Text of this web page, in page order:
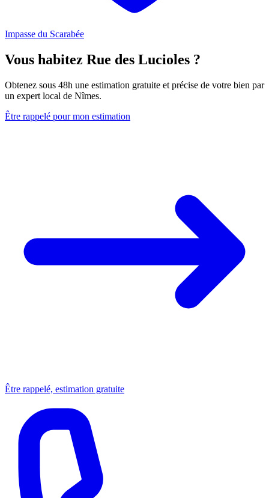
Impasse du Scarabée
Vous habitez Rue des Lucioles ?
Obtenez sous 48h une estimation gratuite et précise de votre bien par
un expert local de Nîmes.
Être rappelé pour mon estimation
Être rappelé, estimation gratuite